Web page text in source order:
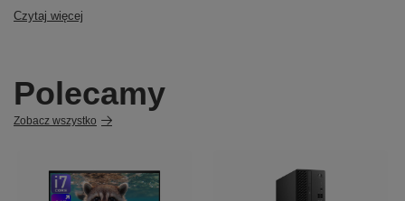
Czytaj więcej
Polecamy
Zobacz wszystko